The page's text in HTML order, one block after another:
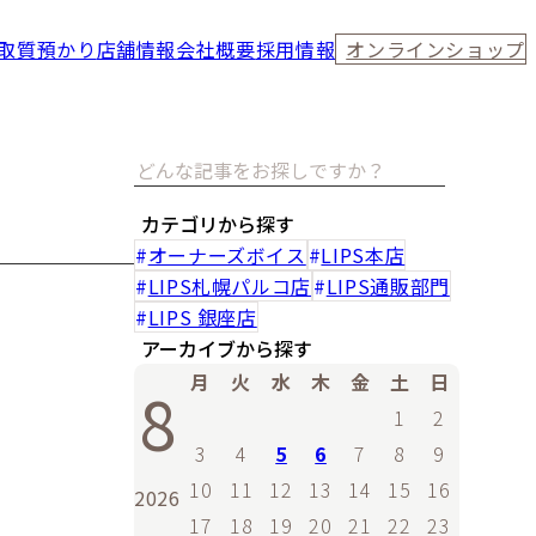
質預かり 店舗情報会社概要採用情報 オンラインショップ
カテゴリから探す
オーナーズボイス
LIPS本店
LIPS札幌パルコ店
LIPS通販部門
LIPS 銀座店
アーカイブから探す
8
2026
月 火 水 木 金 土
日
1
2
3
4 5 6 7 8
9
10
11 12 13 14 15
16
17
18 19 20 21 22 23